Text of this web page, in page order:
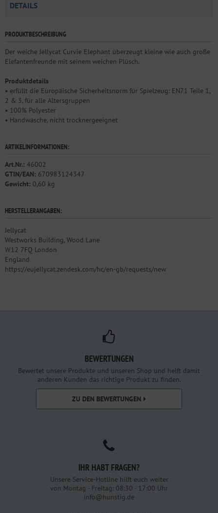
DETAILS
PRODUKTBESCHREIBUNG
Der weiche Jellycat Curvie Elephant überzeugt kleine wie auch große
Elefantenfreunde mit seinem weichen Plüsch.
Produktdetails
• erfüllt die Europäische Sicherheitsnorm für Spielzeug: EN71 Teile 1,
2 & 3, für alle Altersgruppen
• 100% Polyester
• Handwäsche, nicht trocknergeeignet
ARTIKELINFORMATIONEN:
Art.Nr.: 46002
GTIN/EAN: 670983124347
Gewicht: 0,60 kg
HERSTELLERANGABEN:
Jellycat
Westworks Building, Wood Lane
W12 7FQ London
England
https://eujellycat.zendesk.com/hc/en-gb/requests/new
BEWERTUNGEN
Bewertet unsere Produkte und unseren Shop und helft damit
anderen Kunden das richtige Produkt zu finden.
ZU DEN BEWERTUNGEN
IHR HABT FRAGEN?
Unsere Service-Hotline hilft euch weiter
von Montag - Freitag: 08:30 - 17:00 Uhr
info@hunstig.de